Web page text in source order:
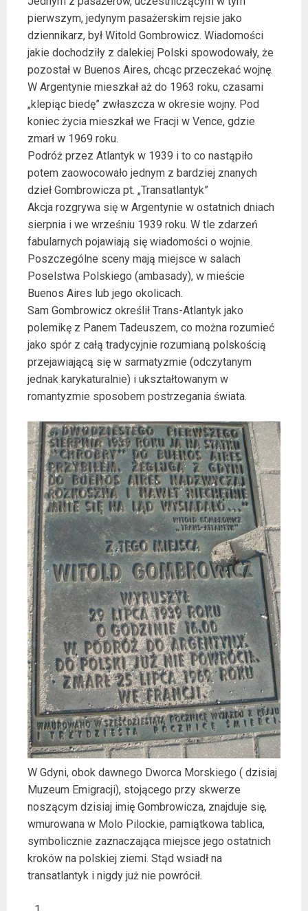
pierwszym, jedynym pasażerskim rejsie jako
dziennikarz, był Witold Gombrowicz. Wiadomości
jakie dochodziły z dalekiej Polski spowodowały, że
pozostał w Buenos Aires, chcąc przeczekać wojnę.
W Argentynie mieszkał aż do 1963 roku, czasami
„klepiąc biedę” zwłaszcza w okresie wojny. Pod
koniec życia mieszkał we Fracji w Vence, gdzie
zmarł w 1969 roku.
Podróż przez Atlantyk w 1939 i to co nastąpiło
potem zaowocowało jednym z bardziej znanych
dzieł Gombrowicza pt. „Transatlantyk”
Akcja rozgrywa się w Argentynie w ostatnich dniach
sierpnia i we wrześniu 1939 roku. W tle zdarzeń
fabularnych pojawiają się wiadomości o wojnie.
Poszczególne sceny mają miejsce w salach
Poselstwa Polskiego (ambasady), w mieście
Buenos Aires lub jego okolicach.
Sam Gombrowicz określił Trans-Atlantyk jako
polemikę z Panem Tadeuszem, co można rozumieć
jako spór z całą tradycyjnie rozumianą polskością
przejawiającą się w sarmatyzmie (odczytanym
jednak karykaturalnie) i ukształtowanym w
romantyzmie sposobem postrzegania świata.
W Gdyni, obok dawnego Dworca Morskiego ( dzisiaj
Muzeum Emigracji), stojącego przy skwerze
noszącym dzisiaj imię Gombrowicza, znajduje się,
wmurowana w Molo Pilockie, pamiątkowa tablica,
symbolicznie zaznaczająca miejsce jego ostatnich
kroków na polskiej ziemi. Stąd wsiadł na
transatlantyk i nigdy już nie powrócił.